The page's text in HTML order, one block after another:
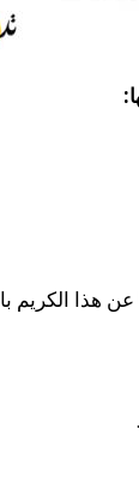
هذا الكريم